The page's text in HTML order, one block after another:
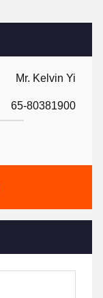
Mr. Kelvin Yi
65-80381900